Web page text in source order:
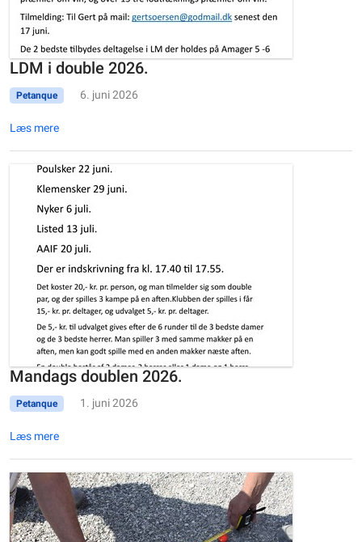
LDM i double 2026.
Petanque 6. juni 2026
Læs mere
Mandags doublen 2026.
Petanque 1. juni 2026
Læs mere